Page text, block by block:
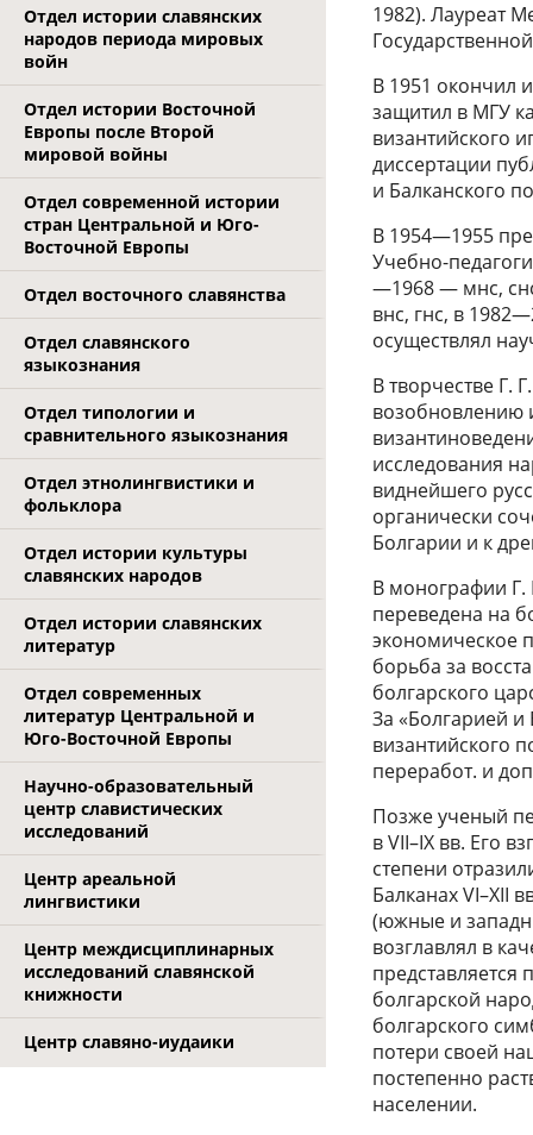
Отдел истории славянских
народов периода мировых
войн
Отдел истории Восточной
Европы после Второй
мировой войны
Отдел современной истории
стран Центральной и Юго-
Восточной Европы
Отдел восточного славянства
Отдел славянского
языкознания
Отдел типологии и
сравнительного языкознания
Отдел этнолингвистики и
фольклора
Отдел истории культуры
славянских народов
Отдел истории славянских
литератур
Отдел современных
литератур Центральной и
Юго-Восточной Европы
Научно-образовательный
центр славистических
исследований
Центр ареальной
лингвистики
Центр междисциплинарных
исследований славянской
книжности
Центр славяно-иудаики
1982). Лауреат
В 1951 окончил
защитил в МГУ
византийского
диссертации
и Балканского
В 1954—1955
Учебно-
—1968 — мнс,
внс, гнс, в
осуществлял
В творчестве Г.
возобновлению
исследования
виднейшего
органически
Болгарии и к
В монографии Г.
переведена на
экономическое
борьба за
болгарского
За «Болгарией
византийского
переработ. и
Позже ученый
в VII–IX вв. Его
степени
Балканах VI–XII
(южные и
возглавлял в
болгарской
болгарского
потери своей
постепенно
населении.